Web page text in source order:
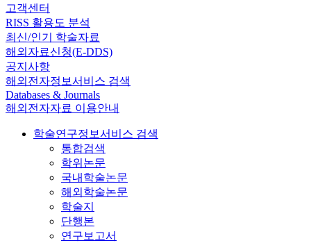
고객센터
RISS 활용도 분석
최신/인기 학술자료
해외자료신청(E-DDS)
공지사항
해외전자정보서비스 검색
Databases & Journals
해외전자자료 이용안내
학술연구정보서비스 검색
통합검색
학위논문
국내학술논문
해외학술논문
학술지
단행본
연구보고서